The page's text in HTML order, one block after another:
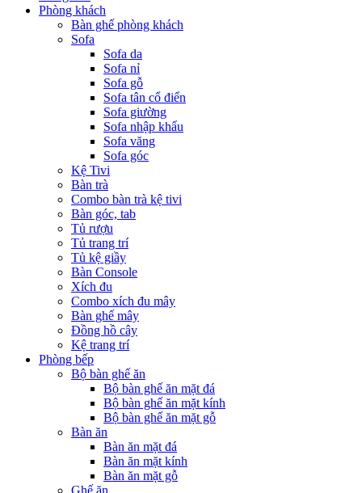
Phòng khách
Bàn ghế phòng khách
Sofa
Sofa da
Sofa nỉ
Sofa gỗ
Sofa tân cổ điển
Sofa giường
Sofa nhập khẩu
Sofa văng
Sofa góc
Kệ Tivi
Bàn trà
Combo bàn trà kệ tivi
Bàn góc, tab
Tủ rượu
Tủ trang trí
Tủ kệ giầy
Bàn Console
Xích đu
Combo xích đu mây
Bàn ghế mây
Đồng hồ cây
Kệ trang trí
Phòng bếp
Bộ bàn ghế ăn
Bộ bàn ghế ăn mặt đá
Bộ bàn ghế ăn mặt kính
Bộ bàn ghế ăn mặt gỗ
Bàn ăn
Bàn ăn mặt đá
Bàn ăn mặt kính
Bàn ăn mặt gỗ